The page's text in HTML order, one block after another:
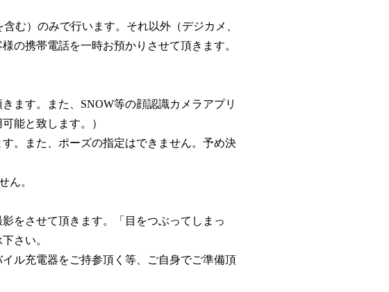
む）のみで行います。それ以外（デジカメ、
の携帯電話を一時お預かりさせて頂きます。
ます。また、SNOW等の顔認識カメラアプリ
能と致します。）
。また、ポーズの指定はできません。予め決
ん。
をさせて頂きます。「目をつぶってしまっ
さい。
ル充電器をご持参頂く等、ご自身でご準備頂